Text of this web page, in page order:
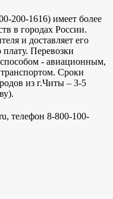
200-1616) имеет более
в городах России.
и доставляет его
Перевозки
- авиационным,
Сроки
из г.Читы – 3-5
телефон 8-800-100-